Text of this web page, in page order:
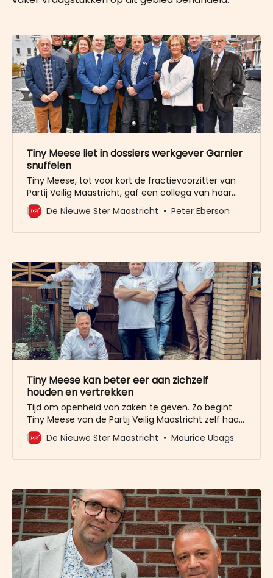
Tiny Meese liet in dossiers werkgever Garnier
snuffelen
Tiny Meese, tot voor kort de fractievoorzitter van
Partij Veilig Maastricht, gaf een collega van haar
toenmalige fractiegenoot Bert Garnier de
opdracht om bij zijn werkgever te achterhalen welk
De Nieuwe Ster Maastricht Peter Eberson
Tiny Meese kan beter eer aan zichzelf
houden en vertrekken
Tijd om openheid van zaken te geven. Zo begint
Tiny Meese van de Partij Veilig Maastricht zelf haar
Facebook-post over de plotse breuk met raadslid
Bert Garnier. Ze doet wat Garnier bijna twee weken
De Nieuwe Ster Maastricht Maurice Ubags